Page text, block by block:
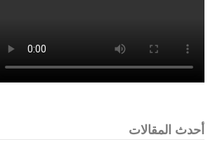
أحدث المقالات